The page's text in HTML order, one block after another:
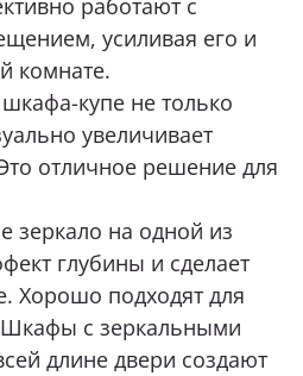
работают с
усиливая его и
комнате.
купе не только
увеличивает
отличное решение для
зеркало на одной из
глубины и сделает
Хорошо подходят для
Шкафы с зеркальными
длине двери создают